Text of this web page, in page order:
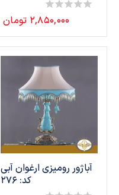
0
۲,۸۵۰,۰۰۰ تومان
آباژور رومیزی ارغوان آبی
کد: 276